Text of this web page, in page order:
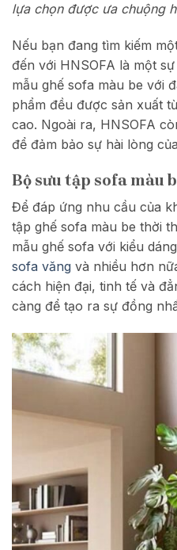
lựa chọn được ưa chuộng
Nếu bạn đang tìm kiếm
đến với HNSOFA là một
mẫu ghế sofa màu be với
phẩm đều được sản xuất
cao. Ngoài ra, HNSOFA
để đảm bảo sự hài lòng
Bộ sưu tập sofa màu
Để đáp ứng nhu cầu của
tập ghế sofa màu be thời
mẫu ghế sofa với kiểu
sofa văng và nhiều hơn
cách hiện đại, tinh tế và
càng để tạo ra sự đồng